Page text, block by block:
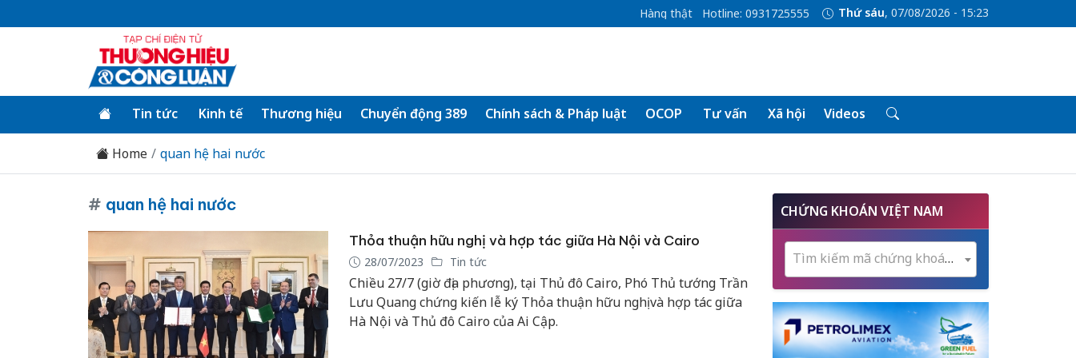
Hàng thật Hotline: 0931725555 Thứ sáu, 07/08/2026 - 15:23
Tin tức Kinh tế Thương hiệu Chuyển động 389 Chính sách & Pháp luật OCOP Tư vấn Xã hội Videos
Home quan hệ hai nước
# quan hệ hai nước
Thỏa thuận hữu nghị và hợp tác giữa Hà Nội và Cairo
28/07/2023 Tin tức
Chiều 27/7 (giờ địa phương), tại Thủ đô Cairo, Phó Thủ tướng Trần
Lưu Quang chứng kiến lễ ký Thỏa thuận hữu nghị và hợp tác giữa
Hà Nội và Thủ đô Cairo của Ai Cập.
CHỨNG KHOÁN VIỆT NAM
Tìm kiếm mã chứng khoán...